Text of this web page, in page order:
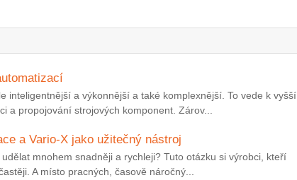
inteligentnější a výkonnější a také komplexnější. To vede k vyšší
a propojování strojových komponent. Zárov...
a Vario-X jako užitečný nástroj
mnohem snadněji a rychleji? Tuto otázku si výrobci, kteří
A místo pracných, časově náročný...